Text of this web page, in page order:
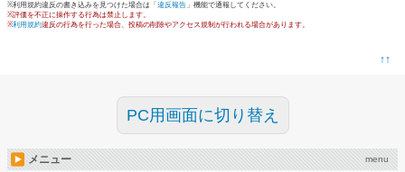
※利用規約違反の書き込みを見つけた場合は「 違反報告 」機能で通報してください。
※評価を不正に操作する行為は禁止します。
※利用規約違反の行為を行った場合、投稿の削除やアクセス規制が行われる場合があります。
↑↑
PC用画面に切り替え
メニュー menu